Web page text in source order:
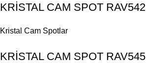
KRİSTAL CAM SPOT RAV542
Kristal Cam Spotlar
KRİSTAL CAM SPOT RAV545